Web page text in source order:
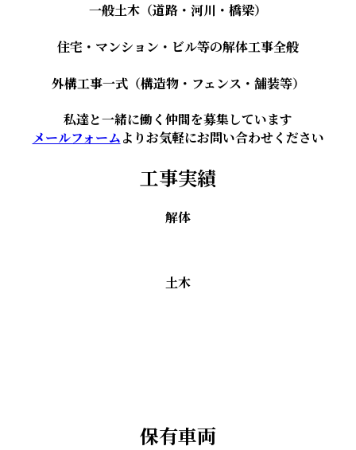
一般土木（道路・河川・橋梁）
住宅・マンション・ビル等の解体工事全般
外構工事一式（構造物・フェンス・舗装等）
私達と一緒に働く仲間を募集しています
メールフォームよりお気軽にお問い合わせください
工事実績
解体
土木
保有車両